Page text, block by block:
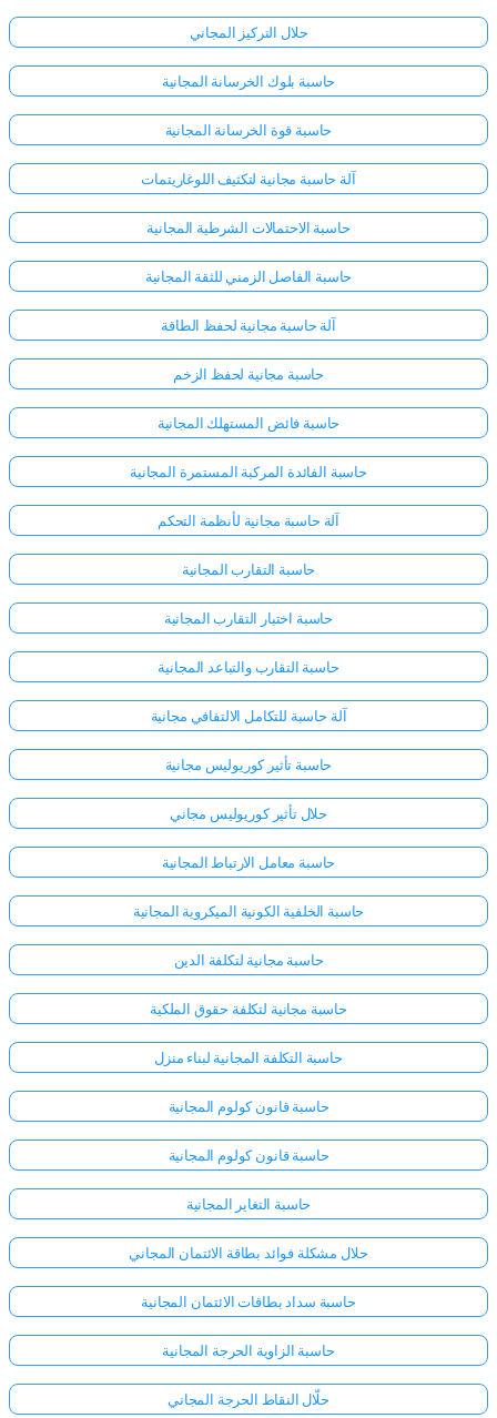
حلال التركيز المجاني
حاسبة بلوك الخرسانة المجانية
حاسبة قوة الخرسانة المجانية
آلة حاسبة مجانية لتكثيف اللوغاريتمات
حاسبة الاحتمالات الشرطية المجانية
حاسبة الفاصل الزمني للثقة المجانية
آلة حاسبة مجانية لحفظ الطاقة
حاسبة مجانية لحفظ الزخم
حاسبة فائض المستهلك المجانية
حاسبة الفائدة المركبة المستمرة المجانية
آلة حاسبة مجانية لأنظمة التحكم
حاسبة التقارب المجانية
حاسبة اختبار التقارب المجانية
حاسبة التقارب والتباعد المجانية
آلة حاسبة للتكامل الالتفافي مجانية
حاسبة تأثير كوريوليس مجانية
حلال تأثير كوريوليس مجاني
حاسبة معامل الارتباط المجانية
حاسبة الخلفية الكونية الميكروية المجانية
حاسبة مجانية لتكلفة الدين
حاسبة مجانية لتكلفة حقوق الملكية
حاسبة التكلفة المجانية لبناء منزل
حاسبة قانون كولوم المجانية
حاسبة قانون كولوم المجانية
حاسبة التغاير المجانية
حلال مشكلة فوائد بطاقة الائتمان المجاني
حاسبة سداد بطاقات الائتمان المجانية
حاسبة الزاوية الحرجة المجانية
حلّال النقاط الحرجة المجاني